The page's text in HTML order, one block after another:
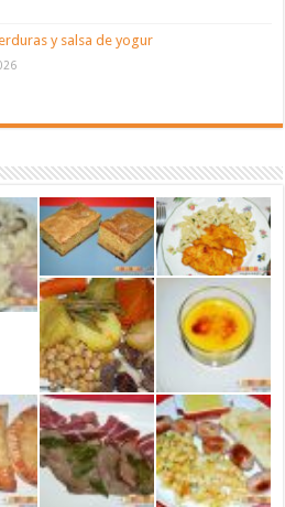
y salsa de yogur